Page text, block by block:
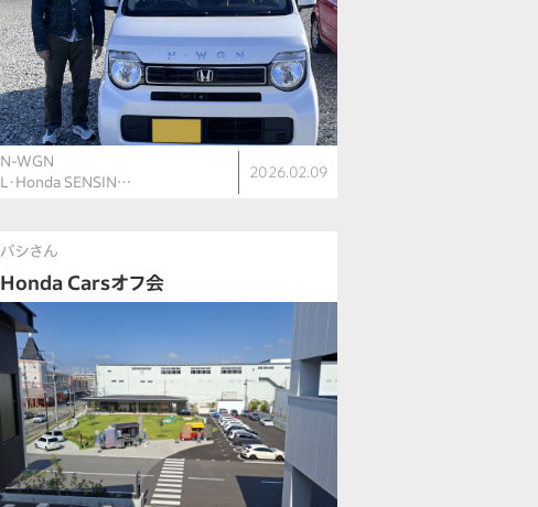
N-WGN
L・Honda SENSIN…
2026.02.09
バシさん
Honda Carsオフ会